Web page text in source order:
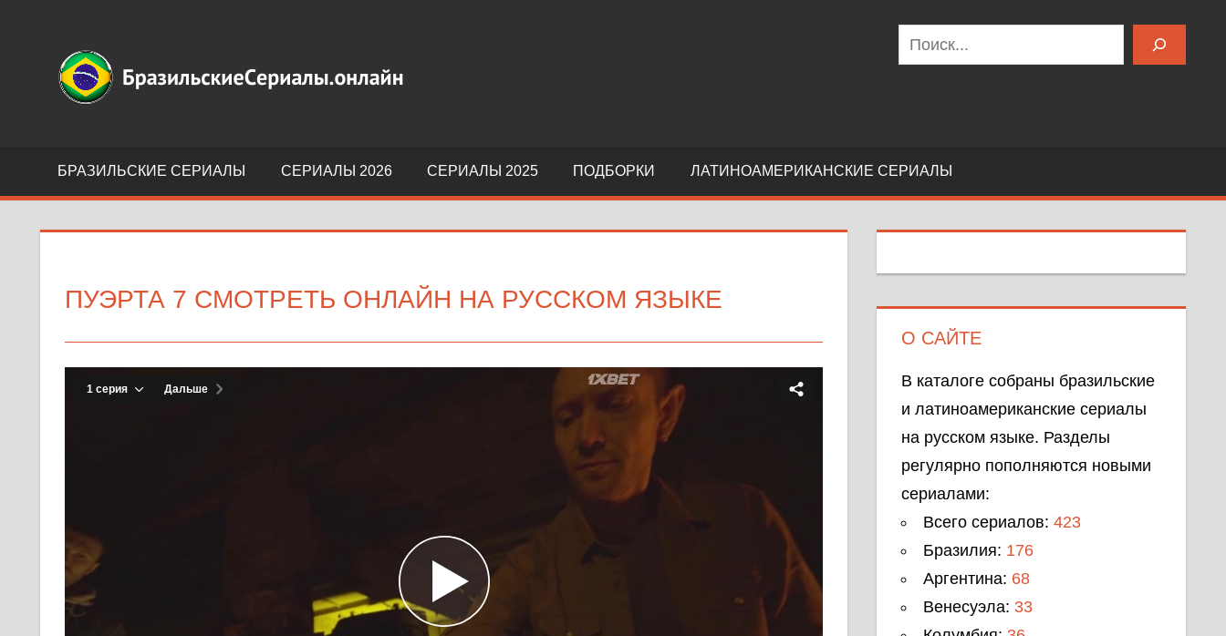
содержимому
сериалы
Поиск
БРАЗИЛЬСКИЕ СЕРИАЛЫ СЕРИАЛЫ 2026 СЕРИАЛЫ 2025 ПОДБОРКИ ЛАТИНОАМЕРИКАНСКИЕ СЕРИАЛЫ
ПУЭРТА 7 СМОТРЕТЬ ОНЛАЙН НА РУССКОМ ЯЗЫКЕ
О САЙТЕ
В каталоге собраны бразильские
и латиноамериканские сериалы
на русском языке. Разделы
регулярно пополняются новыми
сериалами:
Всего сериалов: 423
Бразилия: 176
Аргентина: 68
Венесуэла: 33